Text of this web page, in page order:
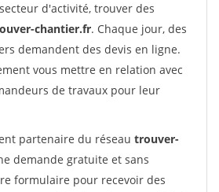
d'activité, trouver des
chantier.fr. Chaque jour, des
demandent des devis en ligne.
vous mettre en relation avec
de travaux pour leur
partenaire du réseau trouver-
demande gratuite et sans
formulaire pour recevoir des